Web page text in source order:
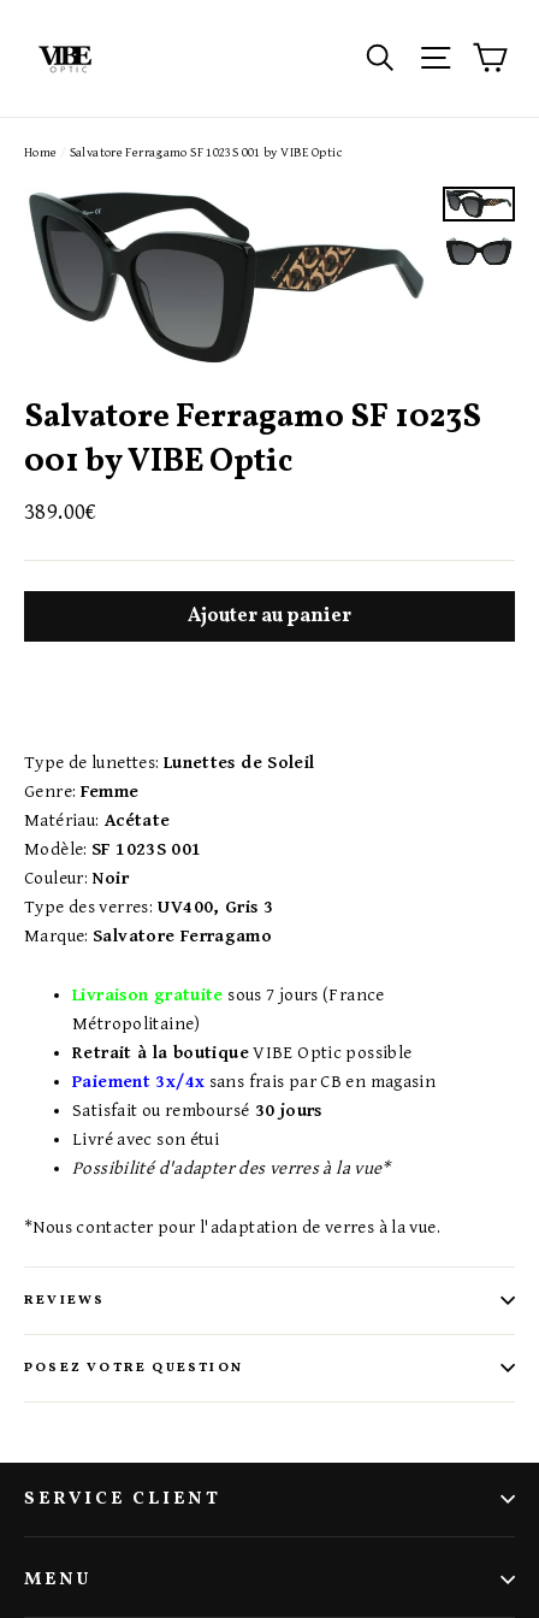
contenu
Rechercher
Home / Salvatore Ferragamo SF 1023S 001 by VIBE Optic
Salvatore Ferragamo SF 1023S
001 by VIBE Optic
Prix
389.00€
Ajouter au panier
Type de lunettes: Lunettes de Soleil
Genre: Femme
Matériau: Acétate
Modèle: SF 1023S 001
Couleur: Noir
Type des verres: UV400, Gris 3
Marque: Salvatore Ferragamo
Livraison gratuite sous 7 jours (France
Métropolitaine)
Retrait à la boutiqueVIBE Optic possible
Paiement 3x/4x sans frais par CB en magasin
Satisfait ou remboursé 30 jours
Livré avec son étui
Possibilité d'adapter des verres à la vue*
*Nous contacter pour l'adaptation de verres à la vue.
REVIEWS
POSEZ VOTRE QUESTION
SERVICE CLIENT
MENU